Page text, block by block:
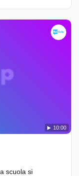
10:00
scuola si